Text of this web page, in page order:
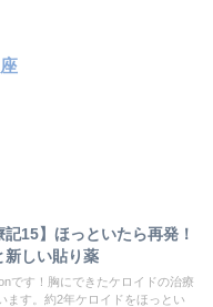
記15】ほっといたら再発！
新しい貼り薬
です！胸にできたケロイドの治療
ます。約2年ケロイドをほっとい